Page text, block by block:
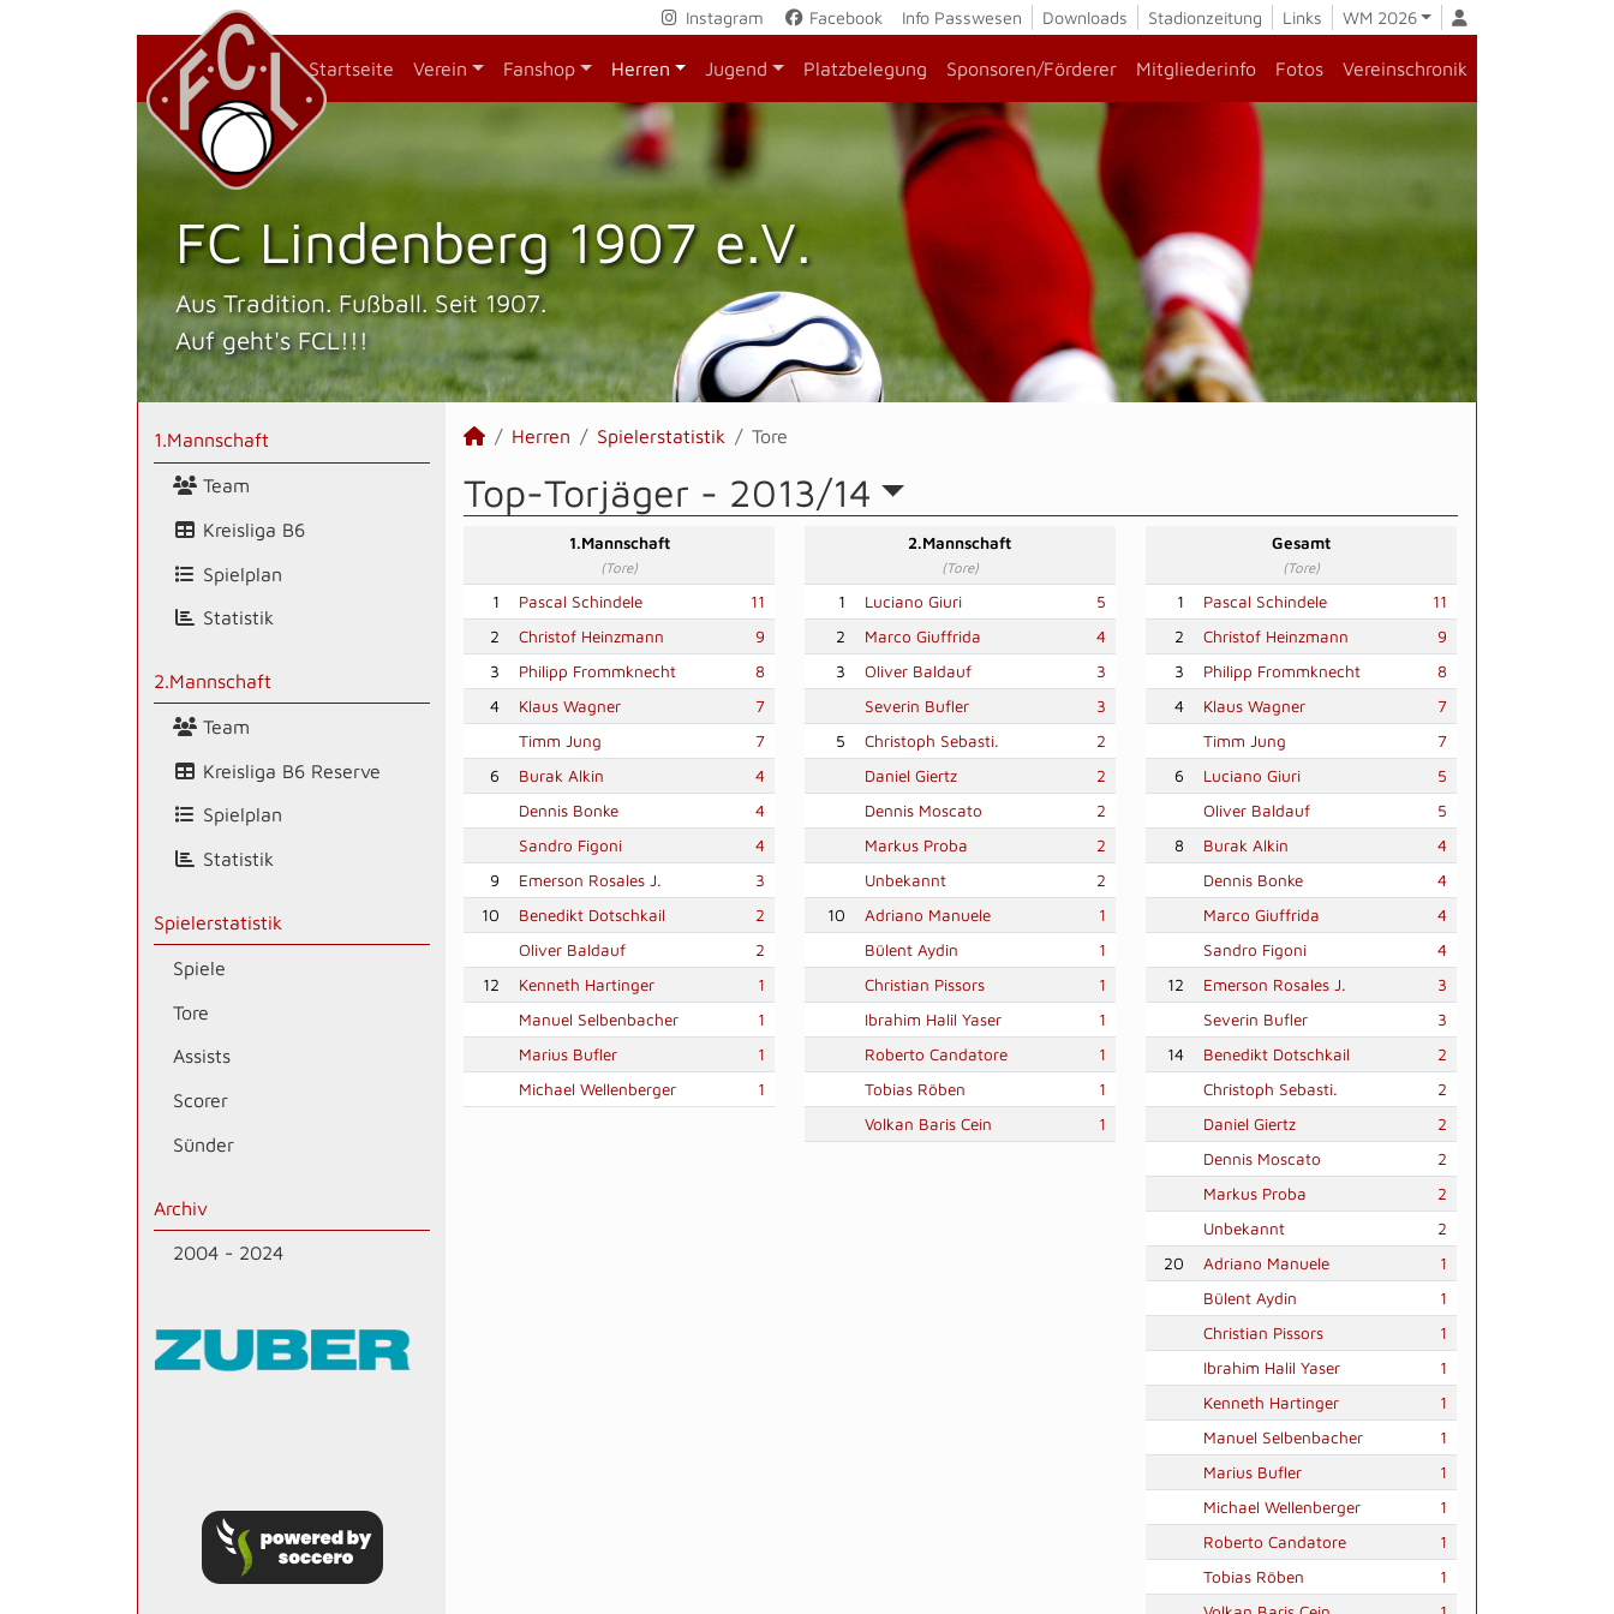
Instagram Facebook Info Passwesen Downloads Stadionzeitung Links WM 2026
Startseite Verein Fanshop Herren Jugend Platzbelegung Sponsoren/Förderer Mitgliederinfo Fotos Vereinschronik
FC Lindenberg 1907 e.V.
Aus Tradition. Fußball. Seit 1907.
Auf geht's FCL!!!
1.Mannschaft
Team
Kreisliga B6
Spielplan
Statistik
2.Mannschaft
Team
Kreisliga B6 Reserve
Spielplan
Statistik
Spielerstatistik
Spiele
Tore
Assists
Scorer
Sünder
Archiv
2004 - 2024
Herren Spielerstatistik Tore
Top-Torjäger - 2013/14
1.Mannschaft
(Tore)
1 Pascal Schindele
11
2
Christof Heinzmann
9
3
Philipp Frommknecht
8
4
Klaus Wagner
7
Timm Jung
7
6
Burak Alkin
4
Dennis Bonke
4
Sandro Figoni
4
9
Emerson Rosales J.
3
10
Benedikt Dotschkail
2
Oliver Baldauf
2
12
Kenneth Hartinger
1
Manuel Selbenbacher
1
Marius Bufler
1
Michael Wellenberger
1
2.Mannschaft
(Tore)
1 Luciano Giuri
5
2
Marco Giuffrida
4
3
Oliver Baldauf
3
Severin Bufler
3
5
Christoph Sebasti.
2
Daniel Giertz
2
Dennis Moscato
2
Markus Proba
2
Unbekannt
2
10
Adriano Manuele
1
Bülent Aydin
1
Christian Pissors
1
Ibrahim Halil Yaser
1
Roberto Candatore
1
Tobias Röben
1
Volkan Baris Cein
1
Gesamt
(Tore)
1 Pascal Schindele
11
2
Christof Heinzmann
9
3
Philipp Frommknecht
8
4
Klaus Wagner
7
Timm Jung
7
6
Luciano Giuri
5
Oliver Baldauf
5
8
Burak Alkin
4
Dennis Bonke
4
Marco Giuffrida
4
Sandro Figoni
4
12
Emerson Rosales J.
3
Severin Bufler
3
14
Benedikt Dotschkail
2
Christoph Sebasti.
2
Daniel Giertz
2
Dennis Moscato
2
Markus Proba
2
Unbekannt
2
20
Adriano Manuele
1
Bülent Aydin
1
Christian Pissors
1
Ibrahim Halil Yaser
1
Kenneth Hartinger
1
Manuel Selbenbacher
1
Marius Bufler
1
Michael Wellenberger
1
Roberto Candatore
1
Tobias Röben
1